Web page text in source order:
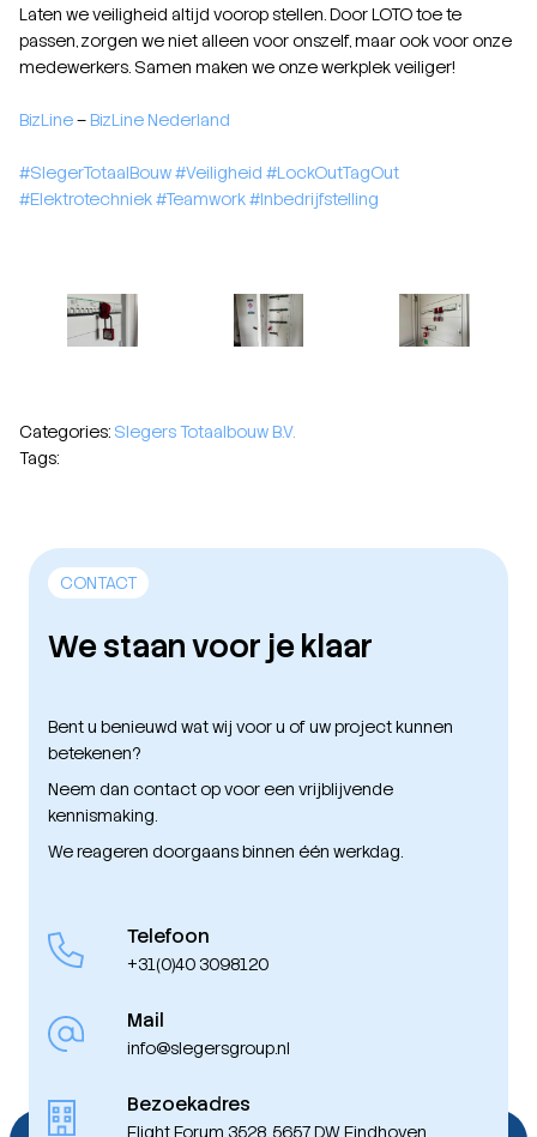
Laten we veiligheid altijd voorop stellen. Door LOTO toe te
passen, zorgen we niet alleen voor onszelf, maar ook voor onze
medewerkers. Samen maken we onze werkplek veiliger!
BizLine– BizLine Nederland
#SlegerTotaalBouw#Veiligheid #LockOutTagOut
#Elektrotechniek#Teamwork#Inbedrijfstelling
Categories: Slegers Totaalbouw B.V.
Tags:
CONTACT
We staan voor je klaar
Bent u benieuwd wat wij voor u of uw project kunnen
betekenen?
Neem dan contact op voor een vrijblijvende
kennismaking.
We reageren doorgaans binnen één werkdag.
Telefoon
+31(0)40 3098120
Mail
info@slegersgroup.nl
Bezoekadres
Flight Forum 3528, 5657 DW Eindhoven